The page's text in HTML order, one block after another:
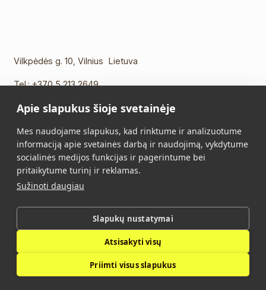
Vilkpėdės g. 10, Vilnius Lietuva
Tel.:+370 5 213 2649
El. paštas:info@vidalis.lt
Pagrindinis Visi produktai
Apie mus Kontaktai
Pirkimo taisyklės
Vidalis © 2026. Visos teisės saugomos.
Apie slapukus šioje svetainėje
Mes naudojame slapukus, kad rinktume ir analizuotume
informaciją apie svetainės darbą ir naudojimą, vykdytume
socialinės medijos funkcijas ir pagerintume bei
pritaikytume turinį ir reklamas.
Sužinoti daugiau
Slapukų nustatymai
Atsisakyti visų
Priimti visus slapukus